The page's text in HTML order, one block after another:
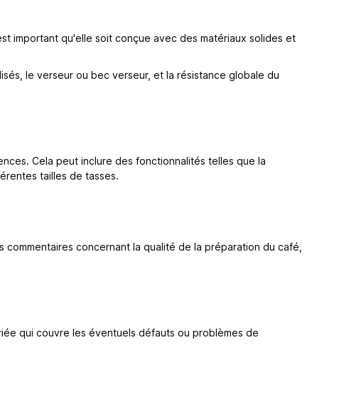
important qu'elle soit conçue avec des matériaux solides et
le verseur ou bec verseur, et la résistance globale du
Cela peut inclure des fonctionnalités telles que la
tailles de tasses.
concernant la qualité de la préparation du café,
qui couvre les éventuels défauts ou problèmes de